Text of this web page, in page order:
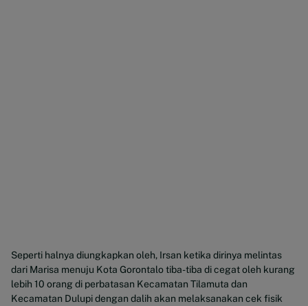
Seperti halnya diungkapkan oleh, Irsan ketika dirinya melintas
dari Marisa menuju Kota Gorontalo tiba-tiba di cegat oleh kurang
lebih 10 orang di perbatasan Kecamatan Tilamuta dan
Kecamatan Dulupi dengan dalih akan melaksanakan cek fisik